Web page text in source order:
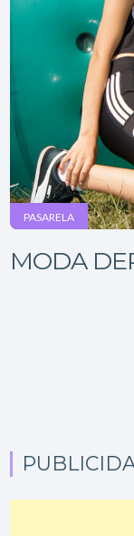
PASARELA
MODA